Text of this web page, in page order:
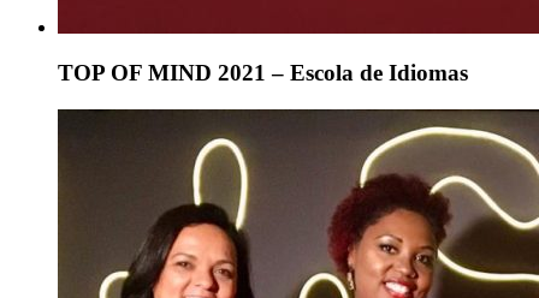
TOP OF MIND 2021 – Escola de Idiomas